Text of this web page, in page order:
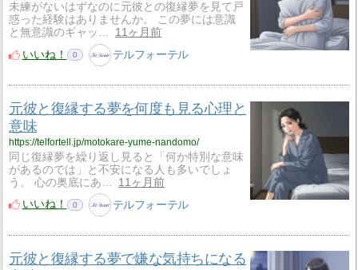
未練がないはずなのに元彼との復縁夢を見て戸
惑った経験はありませんか。 この夢には意識
と無意識のギャッ…
11ヶ月前
いいね！
0 テルフォーテル
元彼と復縁する夢を何度も見る心理と
意味
https://telfortell.jp/motokare-yume-nandomo/
同じ復縁夢を繰り返し見ると「何か特別な意味
があるのでは」と不安になる人も多いでしょ
う。 心の奥底にあ…
11ヶ月前
いいね！
0 テルフォーテル
元彼と復縁する夢で嫌な気持ちになる